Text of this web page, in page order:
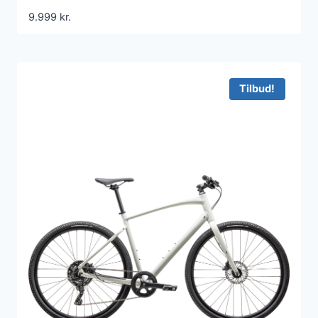
9.999 kr.
Tilbud!